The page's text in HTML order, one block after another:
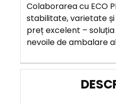
Colaborarea cu ECO
stabilitate, varietate
preț excelent –
nevoile de ambalare